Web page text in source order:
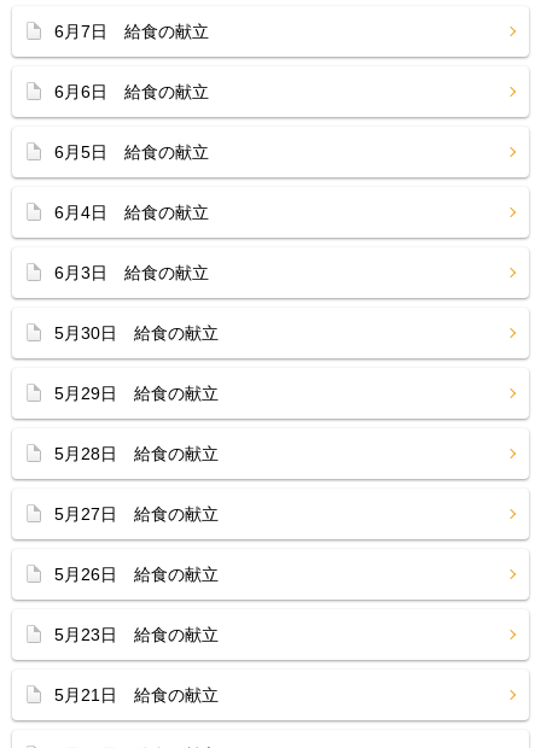
6月7日 給食の献立
6月6日 給食の献立
6月5日 給食の献立
6月4日 給食の献立
6月3日 給食の献立
5月30日 給食の献立
5月29日 給食の献立
5月28日 給食の献立
5月27日 給食の献立
5月26日 給食の献立
5月23日 給食の献立
5月21日 給食の献立